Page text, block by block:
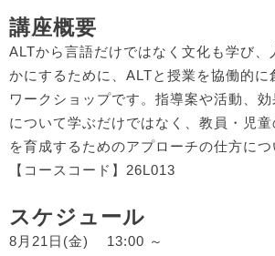
講座概要
ALTから言語だけではなく文化も学び、
かにするために、ALTと授業を協働的に
ワークショップです。指導案や活動、
について学ぶだけではなく、教員・児童
を育成するためのアプローチの仕方につ
【コースコード】26L013
スケジュール
8月21日(金) 13:00 ～